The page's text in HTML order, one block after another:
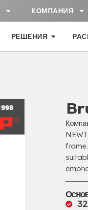
КОМПАНИЯ
РЕШЕНИЯ
frame.